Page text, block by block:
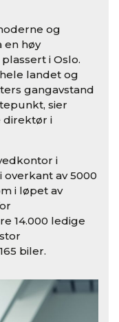
og
en høy
i Oslo.
landet og
gangavstand
sier
direktør i
i
av 5000
i løpet av
14.000 ledige
biler.